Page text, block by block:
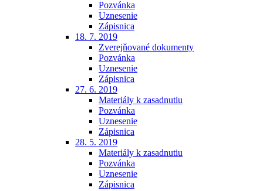
Pozvánka
Uznesenie
Zápisnica
18. 7. 2019
Zverejňované dokumenty
Pozvánka
Uznesenie
Zápisnica
27. 6. 2019
Materiály k zasadnutiu
Pozvánka
Uznesenie
Zápisnica
28. 5. 2019
Materiály k zasadnutiu
Pozvánka
Uznesenie
Zápisnica